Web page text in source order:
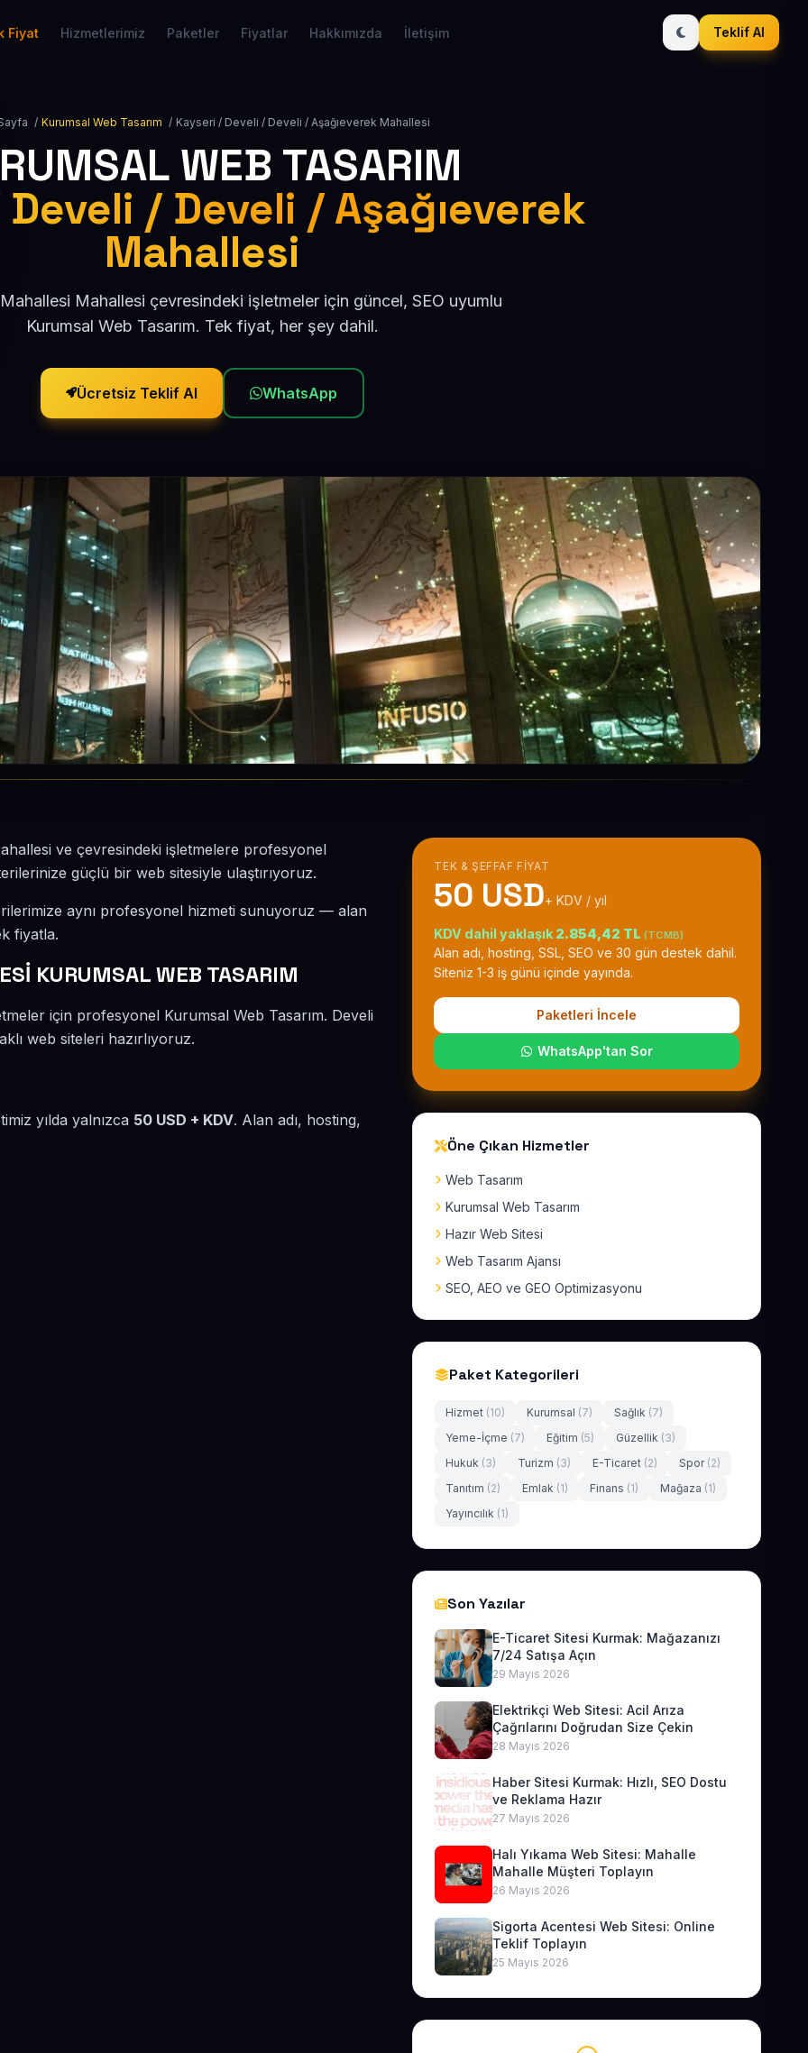
Fiyat Hizmetlerimiz Paketler Fiyatlar Hakkımızda İletişim Teklif Al
/ Kurumsal Web Tasarım / Kayseri / Develi / Develi / Aşağıeverek Mahallesi
WEB TASARIM
/ Develi / Aşağıeverek
Mahallesi
Mahallesi çevresindeki işletmeler için güncel, SEO uyumlu
Kurumsal Web Tasarım. Tek fiyat, her şey dahil.
Ücretsiz Teklif Al WhatsApp
ve çevresindeki işletmelere profesyonel
güçlü bir web sitesiyle ulaştırıyoruz.
aynı profesyonel hizmeti sunuyoruz — alan
fiyatla.
KURUMSAL WEB TASARIM
için profesyonel Kurumsal Web Tasarım. Develi
web siteleri hazırlıyoruz.
yılda yalnızca 50 USD + KDV. Alan adı, hosting,
TEK & ŞEFFAF FIYAT
50 USD+ KDV / yıl
KDV dahil yaklaşık 2.854,42 TL (TCMB)
Alan adı, hosting, SSL, SEO ve 30 gün destek dahil.
Siteniz 1-3 iş günü içinde yayında.
Paketleri İncele
WhatsApp'tan Sor
Öne Çıkan Hizmetler
Web Tasarım
Kurumsal Web Tasarım
Hazır Web Sitesi
Web Tasarım Ajansı
SEO, AEO ve GEO Optimizasyonu
Paket Kategorileri
Hizmet (10) Kurumsal (7) Sağlık (7)
Yeme-İçme (7) Eğitim (5) Güzellik (3)
Hukuk (3) Turizm (3) E-Ticaret (2) Spor (2)
Tanıtım (2) Emlak (1) Finans (1) Mağaza (1)
Yayıncılık (1)
Son Yazılar
E-Ticaret Sitesi Kurmak: Mağazanızı
7/24 Satışa Açın
29 Mayıs 2026
Elektrikçi Web Sitesi: Acil Arıza
Çağrılarını Doğrudan Size Çekin
28 Mayıs 2026
Haber Sitesi Kurmak: Hızlı, SEO Dostu
ve Reklama Hazır
27 Mayıs 2026
Halı Yıkama Web Sitesi: Mahalle
Mahalle Müşteri Toplayın
26 Mayıs 2026
Sigorta Acentesi Web Sitesi: Online
Teklif Toplayın
25 Mayıs 2026